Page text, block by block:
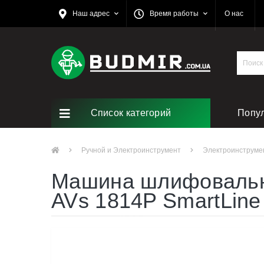
Наш адрес Время работы О нас
Список категорий
Ручной и Электроинструмент
Машина
AVs 1814P